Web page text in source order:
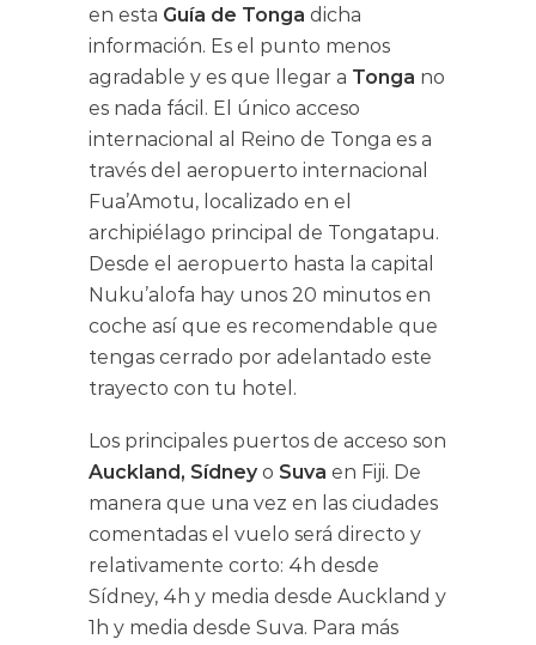
en esta Guía de Tonga dicha
información. Es el punto menos
agradable y es que llegar a Tonga no
es nada fácil. El único acceso
internacional al Reino de Tonga es a
través del aeropuerto internacional
Fua’Amotu, localizado en el
archipiélago principal de Tongatapu.
Desde el aeropuerto hasta la capital
Nuku’alofa hay unos 20 minutos en
coche así que es recomendable que
tengas cerrado por adelantado este
trayecto con tu hotel.
Los principales puertos de acceso son
Auckland, Sídneyo Suva en Fiji. De
manera que una vez en las ciudades
comentadas el vuelo será directo y
relativamente corto: 4h desde
Sídney, 4h y media desde Auckland y
1h y media desde Suva. Para más